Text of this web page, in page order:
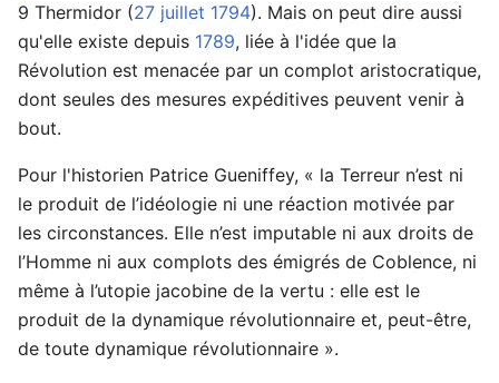
9 Thermidor (27 juillet 1794). Mais on peut dire aussi
qu'elle existe depuis 1789, liée à l'idée que la
Révolution est menacée par un complot aristocratique,
dont seules des mesures expéditives peuvent venir à
bout.
Pour l'historien Patrice Gueniffey, « la Terreur n’est ni
le produit de l’idéologie ni une réaction motivée par
les circonstances. Elle n’est imputable ni aux droits de
l’Homme ni aux complots des émigrés de Coblence, ni
même à l’utopie jacobine de la vertu : elle est le
produit de la dynamique révolutionnaire et, peut-être,
de toute dynamique révolutionnaire ».